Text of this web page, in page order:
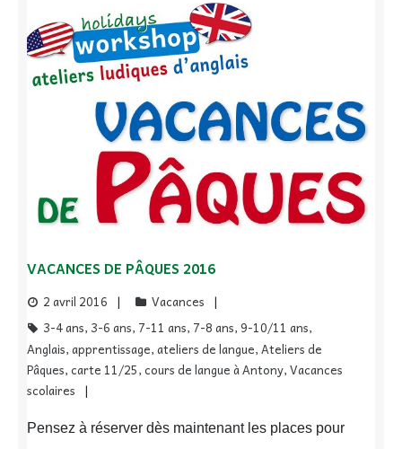
VACANCES DE PÂQUES 2016
2 avril 2016
Vacances
3-4 ans, 3-6 ans, 7-11 ans, 7-8 ans,9-10/11 ans,
Anglais,apprentissage,ateliers de langue,Ateliers de
Pâques,carte 11/25,cours de langue à Antony,Vacances
scolaires
Pensez à réserver dès maintenant les places pour